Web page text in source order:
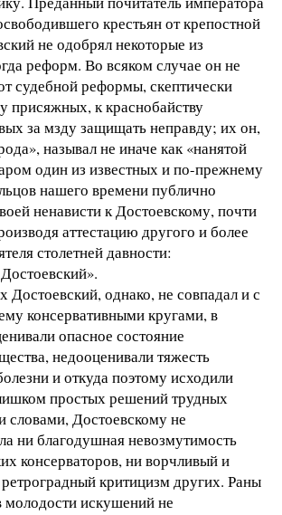
крестьян от крепостной
не одобрял некоторые из
реформ. Во всяком случае он не
судебной реформы, скептически
присяжных, к краснобайству
за мзду защищать неправду; их он,
называл не иначе как «нанятой
один из известных и по-прежнему
нашего времени публично
ненависти к Достоевскому, почти
аттестацию другого и более
столетней давности:
Достоевский, однако, не совпадал и с
консервативными кругами, в
опасное состояние
недооценивали тяжесть
и откуда поэтому исходили
простых решений трудных
Достоевскому не
ни благодушная невозмутимость
консерваторов, ни ворчливый и
критицизм других. Раны
искушений не